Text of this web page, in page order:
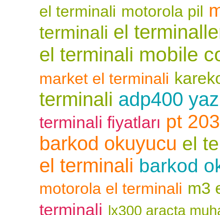
el terminali motorola pil
terminali el
el terminali mobile
market el terminali
terminali adp400
terminali fiyatları pt
barkod okuyucu el
el terminali barkod
motorola el terminali m3
terminali lx300 araçta